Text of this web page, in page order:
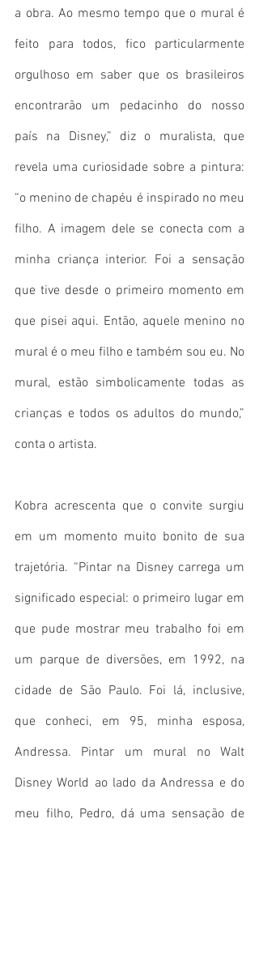
a obra. Ao mesmo tempo que o mural é
feito para todos, fico particularmente
orgulhoso em saber que os brasileiros
encontrarão um pedacinho do nosso
país na Disney,” diz o muralista, que
revela uma curiosidade sobre a pintura:
“o menino de chapéu é inspirado no meu
filho. A imagem dele se conecta com a
minha criança interior. Foi a sensação
que tive desde o primeiro momento em
que pisei aqui. Então, aquele menino no
mural é o meu filho e também sou eu. No
mural, estão simbolicamente todas as
crianças e todos os adultos do mundo,”
conta o artista.
Kobra acrescenta que o convite surgiu
em um momento muito bonito de sua
trajetória. “Pintar na Disney carrega um
significado especial: o primeiro lugar em
que pude mostrar meu trabalho foi em
um parque de diversões, em 1992, na
cidade de São Paulo. Foi lá, inclusive,
que conheci, em 95, minha esposa,
Andressa. Pintar um mural no Walt
Disney World ao lado da Andressa e do
meu filho, Pedro, dá uma sensação de